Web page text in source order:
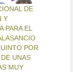
DE
Y
PARA EL
POR
UNAS
MUY